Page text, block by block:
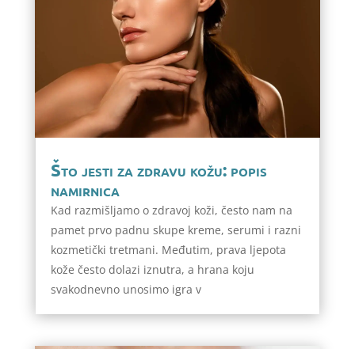
Što jesti za zdravu kožu: popis
namirnica
Kad razmišljamo o zdravoj koži, često nam na
pamet prvo padnu skupe kreme, serumi i razni
kozmetički tretmani. Međutim, prava ljepota
kože često dolazi iznutra, a hrana koju
svakodnevno unosimo igra v